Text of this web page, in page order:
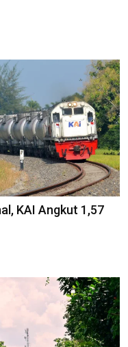
KAI Angkut 1,57